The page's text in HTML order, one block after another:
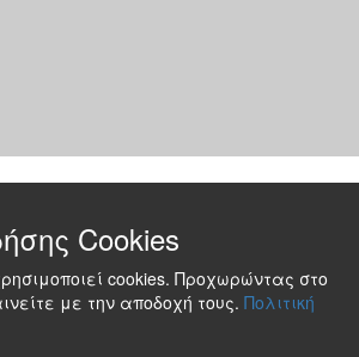
Cookies
cookies. Προχωρώντας στο
με την αποδοχή τους. Πολιτική